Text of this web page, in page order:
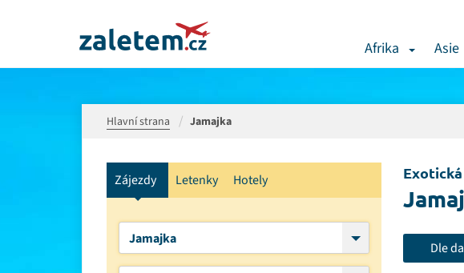
Afrika Asie
Hlavní strana Jamajka
Dle
Zájezdy Letenky Hotely
Jamajka